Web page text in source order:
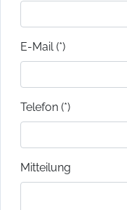
E-Mail (*)
Telefon (*)
Mitteilung